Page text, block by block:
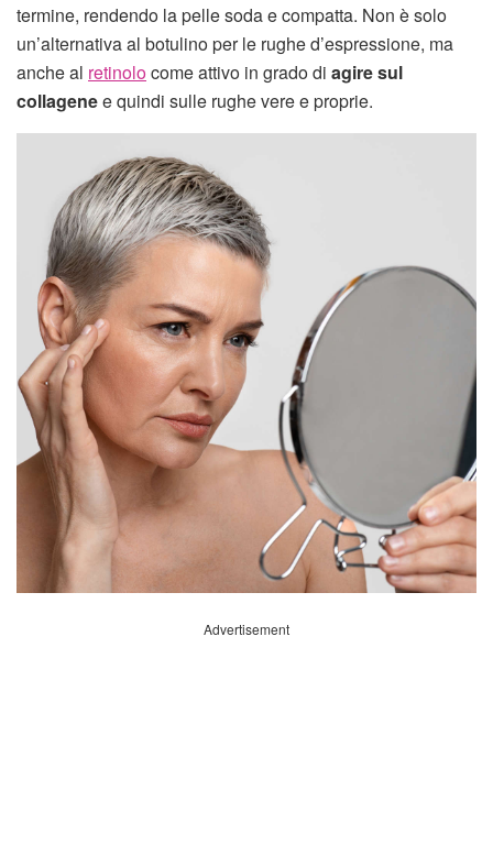
termine, rendendo la pelle soda e compatta. Non è solo
un’alternativa al botulino per le rughe d’espressione, ma
anche al retinolocome attivo in grado di agire sul
collagenee quindi sulle rughe vere e proprie.
Advertisement